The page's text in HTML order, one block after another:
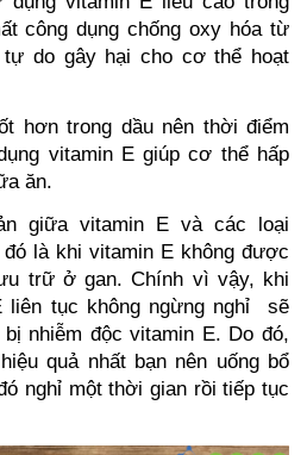
công dụng chống oxy hóa từ
do gây hại cho cơ thể hoạt
hơn trong dầu nên thời điểm
vitamin E giúp cơ thể hấp
ăn.
giữa vitamin E và các loại
là khi vitamin E không được
trữ ở gan. Chính vì vậy, khi
tục không ngừng nghỉ  sẽ
nhiễm độc vitamin E. Do đó,
quả nhất bạn nên uống bổ
nghỉ một thời gian rồi tiếp tục